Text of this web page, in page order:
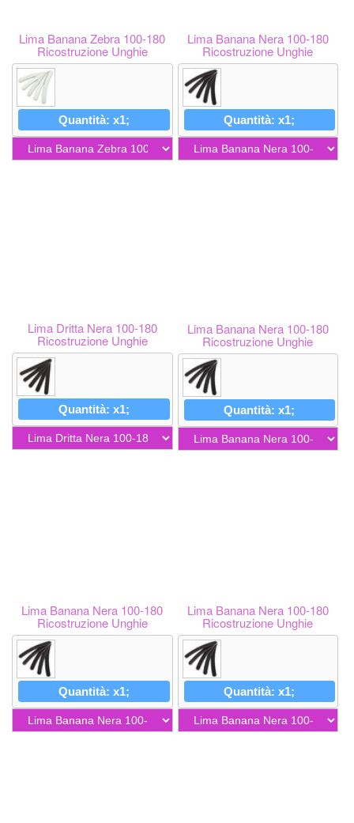
Lima Banana Zebra 100-180
Ricostruzione Unghie
Quantità: x1;
Lima Banana Nera 100-180
Ricostruzione Unghie
Quantità: x1;
Lima Dritta Nera 100-180
Ricostruzione Unghie
Quantità: x1;
Lima Banana Nera 100-180
Ricostruzione Unghie
Quantità: x1;
Lima Banana Nera 100-180
Ricostruzione Unghie
Quantità: x1;
Lima Banana Nera 100-180
Ricostruzione Unghie
Quantità: x1;